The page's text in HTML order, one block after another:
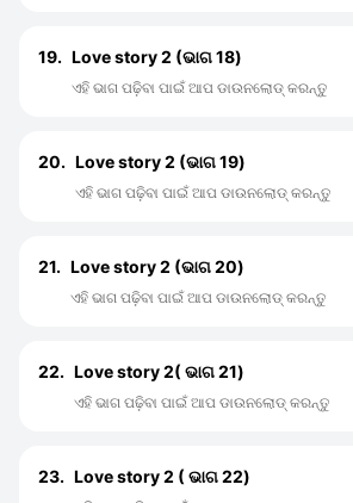
19. Love story 2 (ଭାଗ 18)
ଏହି ଭାଗ ପଢ଼ିବା ପାଇଁ ଆପ ଡାଉନଲୋଡ୍ କରନ୍ତୁ
20. Love story 2 (ଭାଗ 19)
ଏହି ଭାଗ ପଢ଼ିବା ପାଇଁ ଆପ ଡାଉନଲୋଡ୍ କରନ୍ତୁ
21. Love story 2 (ଭାଗ 20)
ଏହି ଭାଗ ପଢ଼ିବା ପାଇଁ ଆପ ଡାଉନଲୋଡ୍ କରନ୍ତୁ
22. Love story 2( ଭାଗ 21)
ଏହି ଭାଗ ପଢ଼ିବା ପାଇଁ ଆପ ଡାଉନଲୋଡ୍ କରନ୍ତୁ
23. Love story 2 ( ଭାଗ 22)